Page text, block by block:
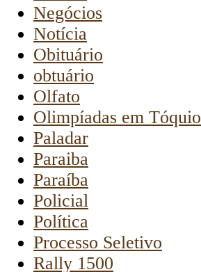
Negócios
Notícia
Obituário
obtuário
Olfato
Olimpíadas em Tóquio
Paladar
Paraiba
Paraíba
Policial
Política
Processo Seletivo
Rally 1500